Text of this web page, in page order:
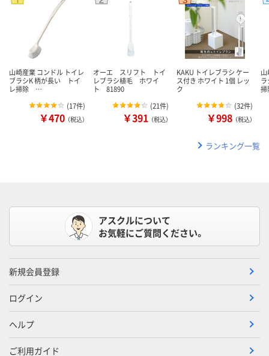
山崎産業 コンドル トイレ
ブラシK 柄が長い トイ
レ掃除 …
(17件)
￥470 （税込）
オーエ スリフト トイ
レブラシ植毛 ホワイ
ト 81890
(21件)
￥391 （税込）
KAKU トイレブラシ ケー
ス付き ホワイト 1個 レッ
ク
(32件)
￥998 （税込）
ランキング一覧
アスクルについて
お気軽にご質問ください。
新規会員登録
ログイン
ヘルプ
ご利用ガイド